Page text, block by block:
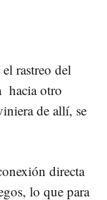
rastreo del
hacia otro
de allí, se
directa
lo que para